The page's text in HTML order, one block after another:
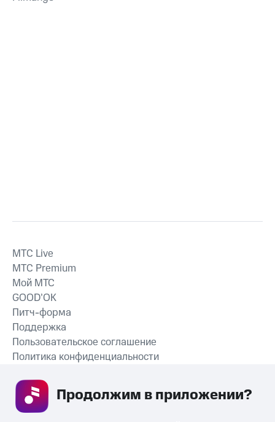
СКАЧАТЬ ПРИЛОЖЕНИЕ
MTС Live
MTС Premium
Мой МТС
GOOD’OK
Питч-форма
Поддержка
Пользовательское соглашение
Политика конфиденциальности